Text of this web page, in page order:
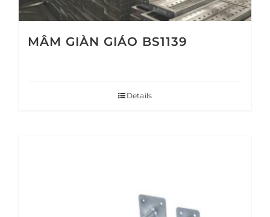
MÂM GIÀN GIÁO BS1139
Details